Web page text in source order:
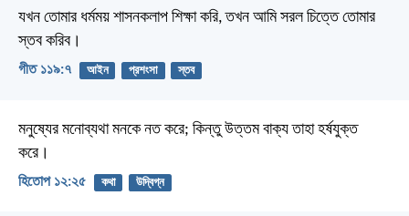
যখন তোমার ধর্মময় শাসনকলাপ শিক্ষা করি,তখন আমি সরল চিত্তে তোমার
স্তব করিব।
গীত ১১৯:৭ আইন প্রশংসা স্তব
মনুষ্যের মনোব্যথা মনকে নত করে; কিন্তু উত্তম বাক্য তাহা হর্ষযুক্ত
করে।
হিতোপ ১২:২৫ কথা উদ্বিগ্ন